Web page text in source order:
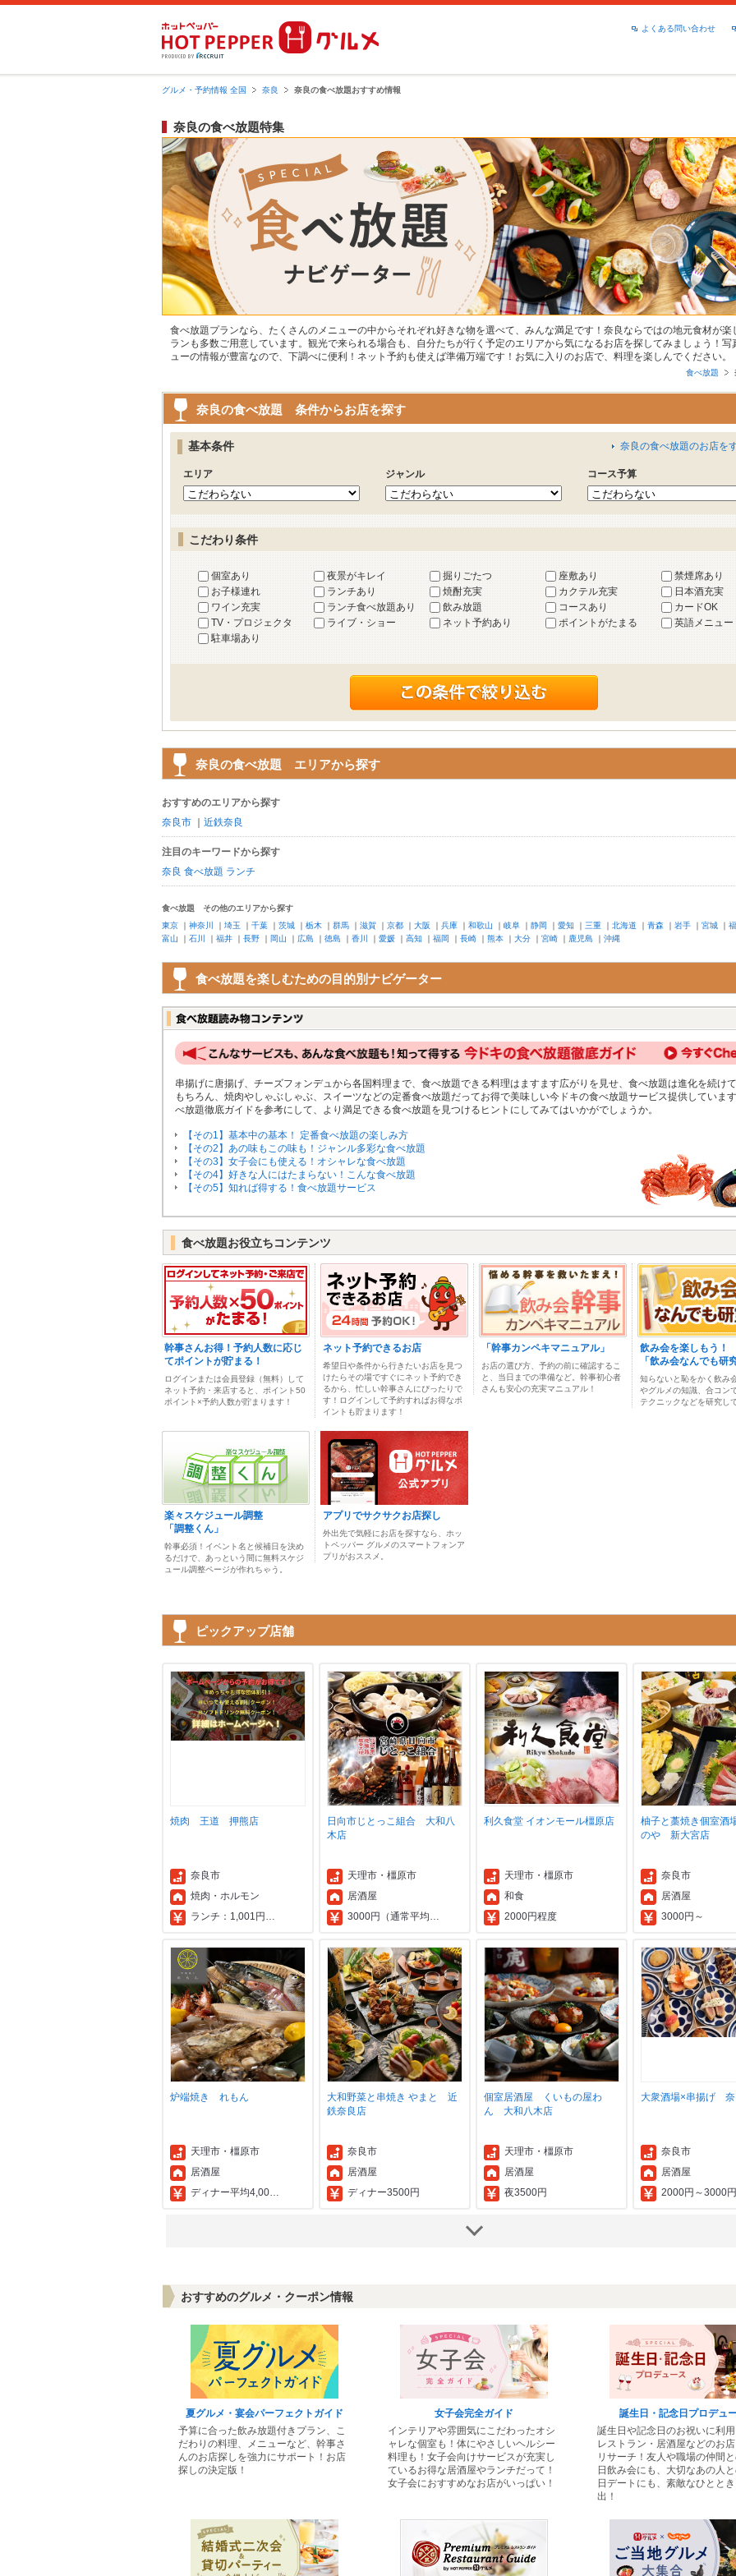
よくある問い合わせ
グルメ・予約情報 全国 奈良 奈良の食べ放題おすすめ情報
奈良の食べ放題特集
食べ放題プランなら、たくさんのメニューの中からそれぞれ好きな物を選べて、みんな満足です！奈良ならではの地元食材が楽
ランも多数ご用意しています。観光で来られる場合も、自分たちが行く予定のエリアから気になるお店を探してみましょう！写
ューの情報が豊富なので、下調べに便利！ネット予約も使えば準備万端です！お気に入りのお店で、料理を楽しんでください。
食べ放題
奈良の食べ放題 条件からお店を探す
基本条件 奈良の食べ放題のお店を
エリア ジャンル コース予算
こだわり条件
個室あり 夜景がキレイ 掘りごたつ 座敷あり
禁煙席あり
お子様連れ
ランチあり 焼酎充実 カクテル充実
日本酒充実
ワイン充実
ランチ食べ放題あり 飲み放題 コースあり
カードOK
TV・プロジェクタ
ライブ・ショー ネット予約あり ポイントがたまる
英語メニュー
駐車場あり
奈良の食べ放題 エリアから探す
おすすめのエリアから探す
奈良市
近鉄奈良
注目のキーワードから探す
奈良 食べ放題 ランチ
食べ放題 その他のエリアから探す
東京 ｜ 神奈川 ｜ 埼玉 ｜ 千葉 ｜ 茨城 ｜ 栃木 ｜ 群馬 ｜ 滋賀 ｜ 京都 ｜ 大阪 ｜ 兵庫 ｜ 和歌山 ｜ 岐阜 ｜ 静岡 ｜ 愛知 ｜ 三重 ｜ 北海道 ｜ 青森 ｜ 岩手 ｜ 宮城 ｜
富山 ｜ 石川 ｜ 福井 ｜ 長野 ｜ 岡山 ｜ 広島 ｜ 徳島 ｜ 香川 ｜ 愛媛 ｜ 高知 ｜ 福岡 ｜ 長崎 ｜ 熊本 ｜ 大分 ｜ 宮崎 ｜ 鹿児島 ｜ 沖縄
食べ放題を楽しむための目的別ナビゲーター
串揚げに唐揚げ、チーズフォンデュから各国料理まで、食べ放題できる料理はますます広がりを見せ、食べ放題は進化を続け
もちろん、焼肉やしゃぶしゃぶ、スイーツなどの定番食べ放題だってお得で美味しい今ドキの食べ放題サービス提供していま
べ放題徹底ガイドを参考にして、より満足できる食べ放題を見つけるヒントにしてみてはいかがでしょうか。
【その1】基本中の基本！ 定番食べ放題の楽しみ方
【その2】あの味もこの味も！ジャンル多彩な食べ放題
【その3】女子会にも使える！オシャレな食べ放題
【その4】好きな人にはたまらない！こんな食べ放題
【その5】知れば得する！食べ放題サービス
食べ放題お役立ちコンテンツ
幹事さんお得！予約人数に応じ
てポイントが貯まる！
ログインまたは会員登録（無料）して
ネット予約・来店すると、ポイント50
ポイント×予約人数が貯まります！
ネット予約できるお店
希望日や条件から行きたいお店を見つ
けたらその場ですぐにネット予約でき
るから、忙しい幹事さんにぴったりで
す！ログインして予約すればお得なポ
イントも貯まります！
「幹事カンペキマニュアル」
お店の選び方、予約の前に確認するこ
と、当日までの準備など。幹事初心者
さんも安心の充実マニュアル！
飲み会を楽しもう！
「飲み会なんでも研
知らないと恥をかく飲み
やグルメの知識、合コン
テクニックなどを研究し
楽々スケジュール調整
「調整くん」
幹事必須！イベント名と候補日を決め
るだけで、あっという間に無料スケジ
ュール調整ページが作れちゃう。
アプリでサクサクお店探し
外出先で気軽にお店を探すなら、ホッ
トペッパー グルメのスマートフォンア
プリがおススメ。
ピックアップ店舗
焼肉 王道 押熊店
奈良市
焼肉・ホルモン
ランチ：1,001円…
日向市じとっこ組合 大和八
木店
天理市・橿原市
居酒屋
3000円（通常平均…
利久食堂 イオンモール橿原店
天理市・橿原市
和食
2000円程度
柚子と藁焼き個室
のや 新大宮店
奈良市
居酒屋
3000円～
炉端焼き れもん
天理市・橿原市
居酒屋
ディナー平均4,00…
大和野菜と串焼き やまと 近
鉄奈良店
奈良市
居酒屋
ディナー3500円
個室居酒屋 くいもの屋わ
ん 大和八木店
天理市・橿原市
居酒屋
夜3500円
大衆酒場×串揚げ
奈良市
居酒屋
2000円～3000円
炭火焼肉ホルモントリオ だ
奈良市
焼肉・ホルモン
3,000円～
焼肉 韓国料理 食べ放題
李朝園 近鉄奈良店
焼肉・ホルモン
備長扇屋 斑鳩店
奈良県その他
居酒屋
2000円～3000円
いざかや一心
大和郡山市・生
居酒屋
3000円～4000…
おすすめのグルメ・クーポン情報
夏グルメ・宴会パーフェクトガイド
予算に合った飲み放題付きプラン、こ
だわりの料理、メニューなど、幹事さ
んのお店探しを強力にサポート！お店
探しの決定版！
女子会完全ガイド
インテリアや雰囲気にこだわったオシ
ャレな個室も！体にやさしいヘルシー
料理も！女子会向けサービスが充実し
ているお得な居酒屋やランチだって！
女子会におすすめなお店がいっぱい！
誕生日・記念日プロデュ
誕生日や記念日のお祝いに利
レストラン・居酒屋などのお
リサーチ！友人や職場の仲間
日飲み会にも、大切なあの人
日デートにも、素敵なひとと
出！